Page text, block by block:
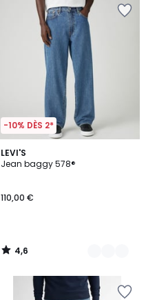
-10% DÈS 2*
LEVI'S
Jean baggy 578®
110,00 €
4,6
/ 5
3
Couleurs
4,6
/